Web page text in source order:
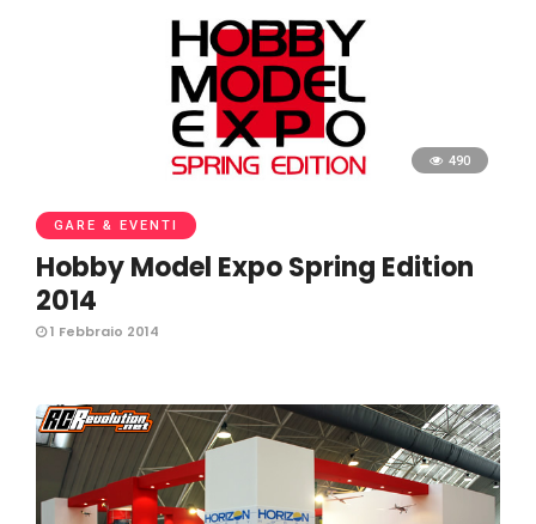
490
GARE & EVENTI
Hobby Model Expo Spring Edition
2014
1 Febbraio 2014